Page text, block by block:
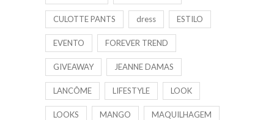
CULOTTE PANTS dress ESTILO
EVENTO FOREVER TREND
GIVEAWAY JEANNE DAMAS
LANCÔME LIFESTYLE LOOK
LOOKS MANGO MAQUILHAGEM